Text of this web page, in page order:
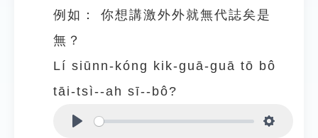
例如：
你想講激外外就無代誌矣是
無？
Lí siūnn-kóng kik-guā-guā tō bô
tāi-tsì--ah sī--bô?